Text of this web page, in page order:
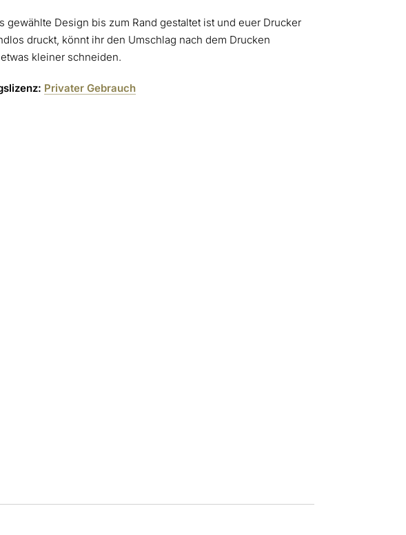
gewählte Design bis zum Rand gestaltet ist und euer Drucker
druckt, könnt ihr den Umschlag nach dem Drucken
kleiner schneiden.
Privater Gebrauch